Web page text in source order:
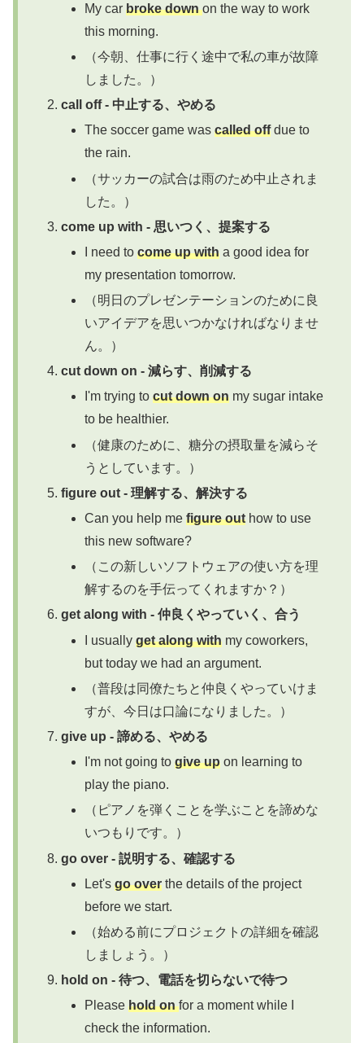
My carbroke down on the way to work
this morning.
（今朝、仕事に行く途中で私の車が故障
しました。）
call off - 中止する、やめる
The soccer game wascalled offdue to
the rain.
（サッカーの試合は雨のため中止されま
した。）
come up with - 思いつく、提案する
I need tocome up with a good idea for
my presentation tomorrow.
（明日のプレゼンテーションのために良
いアイデアを思いつかなければなりませ
ん。）
cut down on - 減らす、削減する
I'm trying tocut down on my sugar intake
to be healthier.
（健康のために、糖分の摂取量を減らそ
うとしています。）
figure out - 理解する、解決する
Can you help mefigure out how to use
this new software?
（この新しいソフトウェアの使い方を理
解するのを手伝ってくれますか？）
get along with - 仲良くやっていく、合う
I usuallyget along with my coworkers,
but today we had an argument.
（普段は同僚たちと仲良くやっていけま
すが、今日は口論になりました。）
give up - 諦める、やめる
I'm not going togive up on learning to
play the piano.
（ピアノを弾くことを学ぶことを諦めな
いつもりです。）
go over - 説明する、確認する
Let'sgo over the details of the project
before we start.
（始める前にプロジェクトの詳細を確認
しましょう。）
hold on - 待つ、電話を切らないで待つ
Pleasehold onfor a moment while I
check the information.